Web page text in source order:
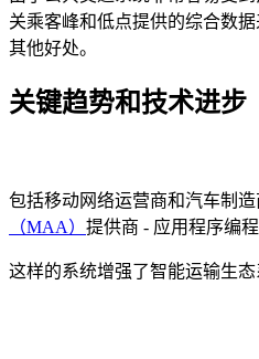
关乘客峰和低点提供的综合数
其他好处。
关键趋势和技术进步
包括移动网络运营商和汽车制
（MAA） 提供商 - 应用程序编
这样的系统增强了智能运输生